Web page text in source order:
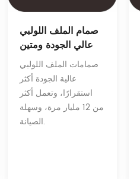
صمام الملف اللولبي
عالي الجودة ومتين
صمامات الملف اللولبي
عالية الجودة أكثر
استقرارًا، وتعمل أكثر
من 12 مليار مرة، وسهلة
الصيانة.